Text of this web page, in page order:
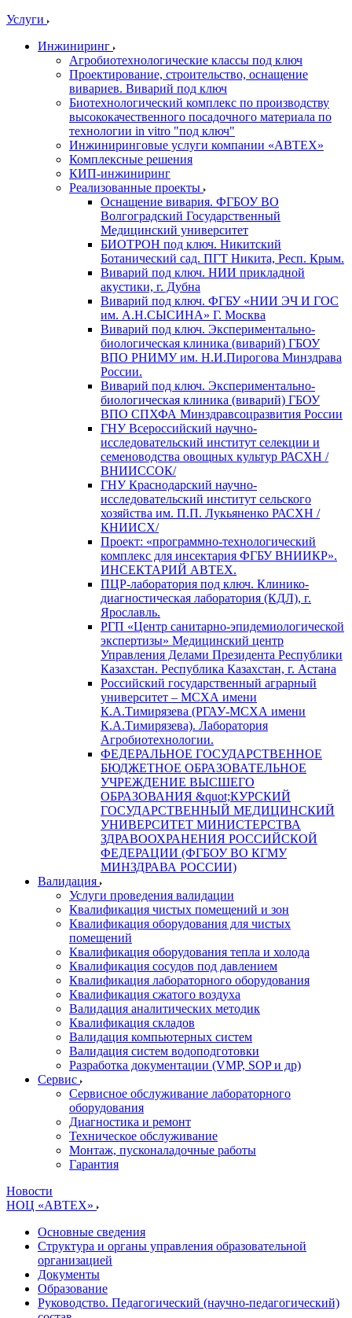
Услуги
Инжиниринг
Агробиотехнологические классы под ключ
Проектирование, строительство, оснащение
вивариев. Виварий под ключ
Биотехнологический комплекс по производству
высококачественного посадочного материала по
технологии in vitro "под ключ"
Инжиниринговые услуги компании «АВТЕХ»
Комплексные решения
КИП-инжиниринг
Реализованные проекты
Оснащение вивария. ФГБОУ ВО
Волгоградский Государственный
Медицинский университет
БИОТРОН под ключ. Никитский
Ботанический сад. ПГТ Никита, Респ. Крым.
Виварий под ключ. НИИ прикладной
акустики, г. Дубна
Виварий под ключ. ФГБУ «НИИ ЭЧ И ГОС
им. А.Н.СЫСИНА» Г. Москва
Виварий под ключ. Экспериментально-
биологическая клиника (виварий) ГБОУ
ВПО РНИМУ им. Н.И.Пирогова Минздрава
России.
Виварий под ключ. Экспериментально-
биологическая клиника (виварий) ГБОУ
ВПО СПХФА Минздравсоцразвития России
ГНУ Всероссийский научно-
исследовательский институт селекции и
семеноводства овощных культур РАСХН /
ВНИИССОК/
ГНУ Краснодарский научно-
исследовательский институт сельского
хозяйства им. П.П. Лукьяненко РАСХН /
КНИИСХ/
Проект: «программно-технологический
комплекс для инсектария ФГБУ ВНИИКР».
ИНСЕКТАРИЙ АВТЕХ.
ПЦР-лаборатория под ключ. Клинико-
диагностическая лаборатория (КДЛ), г.
Ярославль.
РГП «Центр санитарно-эпидемиологической
экспертизы» Медицинский центр
Управления Делами Президента Республики
Казахстан. Республика Казахстан, г. Астана
Российский государственный аграрный
университет – МСХА имени
К.А.Тимирязева (РГАУ-МСХА имени
К.А.Тимирязева). Лаборатория
Агробиотехнологии.
ФЕДЕРАЛЬНОЕ ГОСУДАРСТВЕННОЕ
БЮДЖЕТНОЕ ОБРАЗОВАТЕЛЬНОЕ
УЧРЕЖДЕНИЕ ВЫСШЕГО
ОБРАЗОВАНИЯ &quot;КУРСКИЙ
ГОСУДАРСТВЕННЫЙ МЕДИЦИНСКИЙ
УНИВЕРСИТЕТ МИНИСТЕРСТВА
ЗДРАВООХРАНЕНИЯ РОССИЙСКОЙ
ФЕДЕРАЦИИ (ФГБОУ ВО КГМУ
МИНЗДРАВА РОССИИ)
Валидация
Услуги проведения валидации
Квалификация чистых помещений и зон
Квалификация оборудования для чистых
помещений
Квалификация оборудования тепла и холода
Квалификация сосудов под давлением
Квалификация лабораторного оборудования
Квалификация сжатого воздуха
Валидация аналитических методик
Квалификация складов
Валидация компьютерных систем
Валидация систем водоподготовки
Разработка документации (VMP, SOP и др)
Cервис
Сервисное обслуживание лабораторного
оборудования
Диагностика и ремонт
Техническое обслуживание
Монтаж, пусконаладочные работы
Гарантия
Новости
НОЦ «АВТЕХ»
Основные сведения
Структура и органы управления образовательной
организацией
Документы
Образование
Руководство. Педагогический (научно-педагогический)